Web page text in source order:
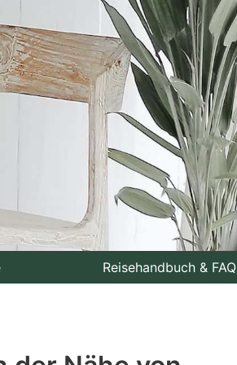
Reisehandbuch & FAQ